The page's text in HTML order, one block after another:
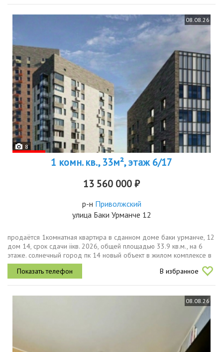
08.08.26
8
1 комн. кв., 33м², этаж 6/17
13 560 000 ₽
р-н Приволжский
улица Баки Урманче 12
продаётся 1комнатная квартира в сданном доме баки урманче, 12
дом 14, срок сдачи iiкв. 2026, общей площадью 33.9 кв.м., на 6
этаже. солнечный город пк 14 новый объект в жилом комплексе в
развитом семейном микрорайоне. мы применили современные...
В избранное
08.08.26